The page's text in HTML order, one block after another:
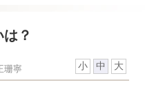
？
珊寧 小 中 大